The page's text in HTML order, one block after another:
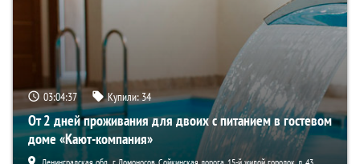
03:04:35 Купили:34
От 2 дней проживания для двоих с питанием в гостевом
доме «Кают-компания»